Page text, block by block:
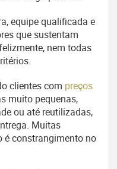
equipe qualificada e
que sustentam
nem todas
clientes com preços
muito pequenas,
ou até reutilizadas,
Muitas
é constrangimento no